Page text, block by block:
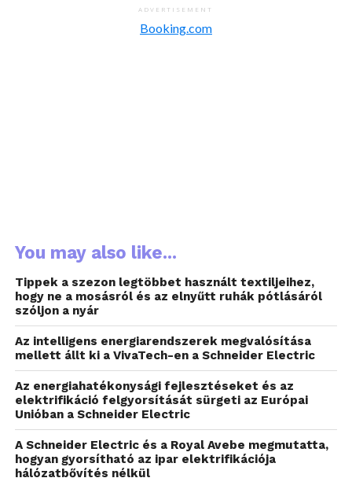
A felmérés során a válaszadók több mint 80
százaléka jelezte, hogy fontos számára az
energiaköltségekkel és az éghajlatváltozás drámai,
egyre többek által észlelhető hatásaival növelte az
otthoni energiafogyasztással kapcsolatos
tudatosságot.
A Schneider Electric, az energiamenedzsment és
ipari automatizálási megoldások területén vezető
multinacionális vállalat már harmadik alkalommal
végezte el fogyasztói felmérését, melynek
keretében 11 országból 13 ezer ember bevonásával
vizsgálták a háztartások energiahatékonysággal és
az intelligens otthoni technológiákkal kapcsolatos
álláspontját. Az „Evolving home energy
ADVERTISEMENT
Booking.com
You may also like...
Tippek a szezon legtöbbet használt textiljeihez,
hogy ne a mosásról és az elnyűtt ruhák pótlásáról
szóljon a nyár
Az intelligens energiarendszerek megvalósítása
mellett állt ki a VivaTech-en a Schneider Electric
Az energiahatékonysági fejlesztéseket és az
elektrifikáció felgyorsítását sürgeti az Európai
Unióban a Schneider Electric
A Schneider Electric és a Royal Avebe megmutatta,
hogyan gyorsítható az ipar elektrifikációja
hálózatbővítés nélkül